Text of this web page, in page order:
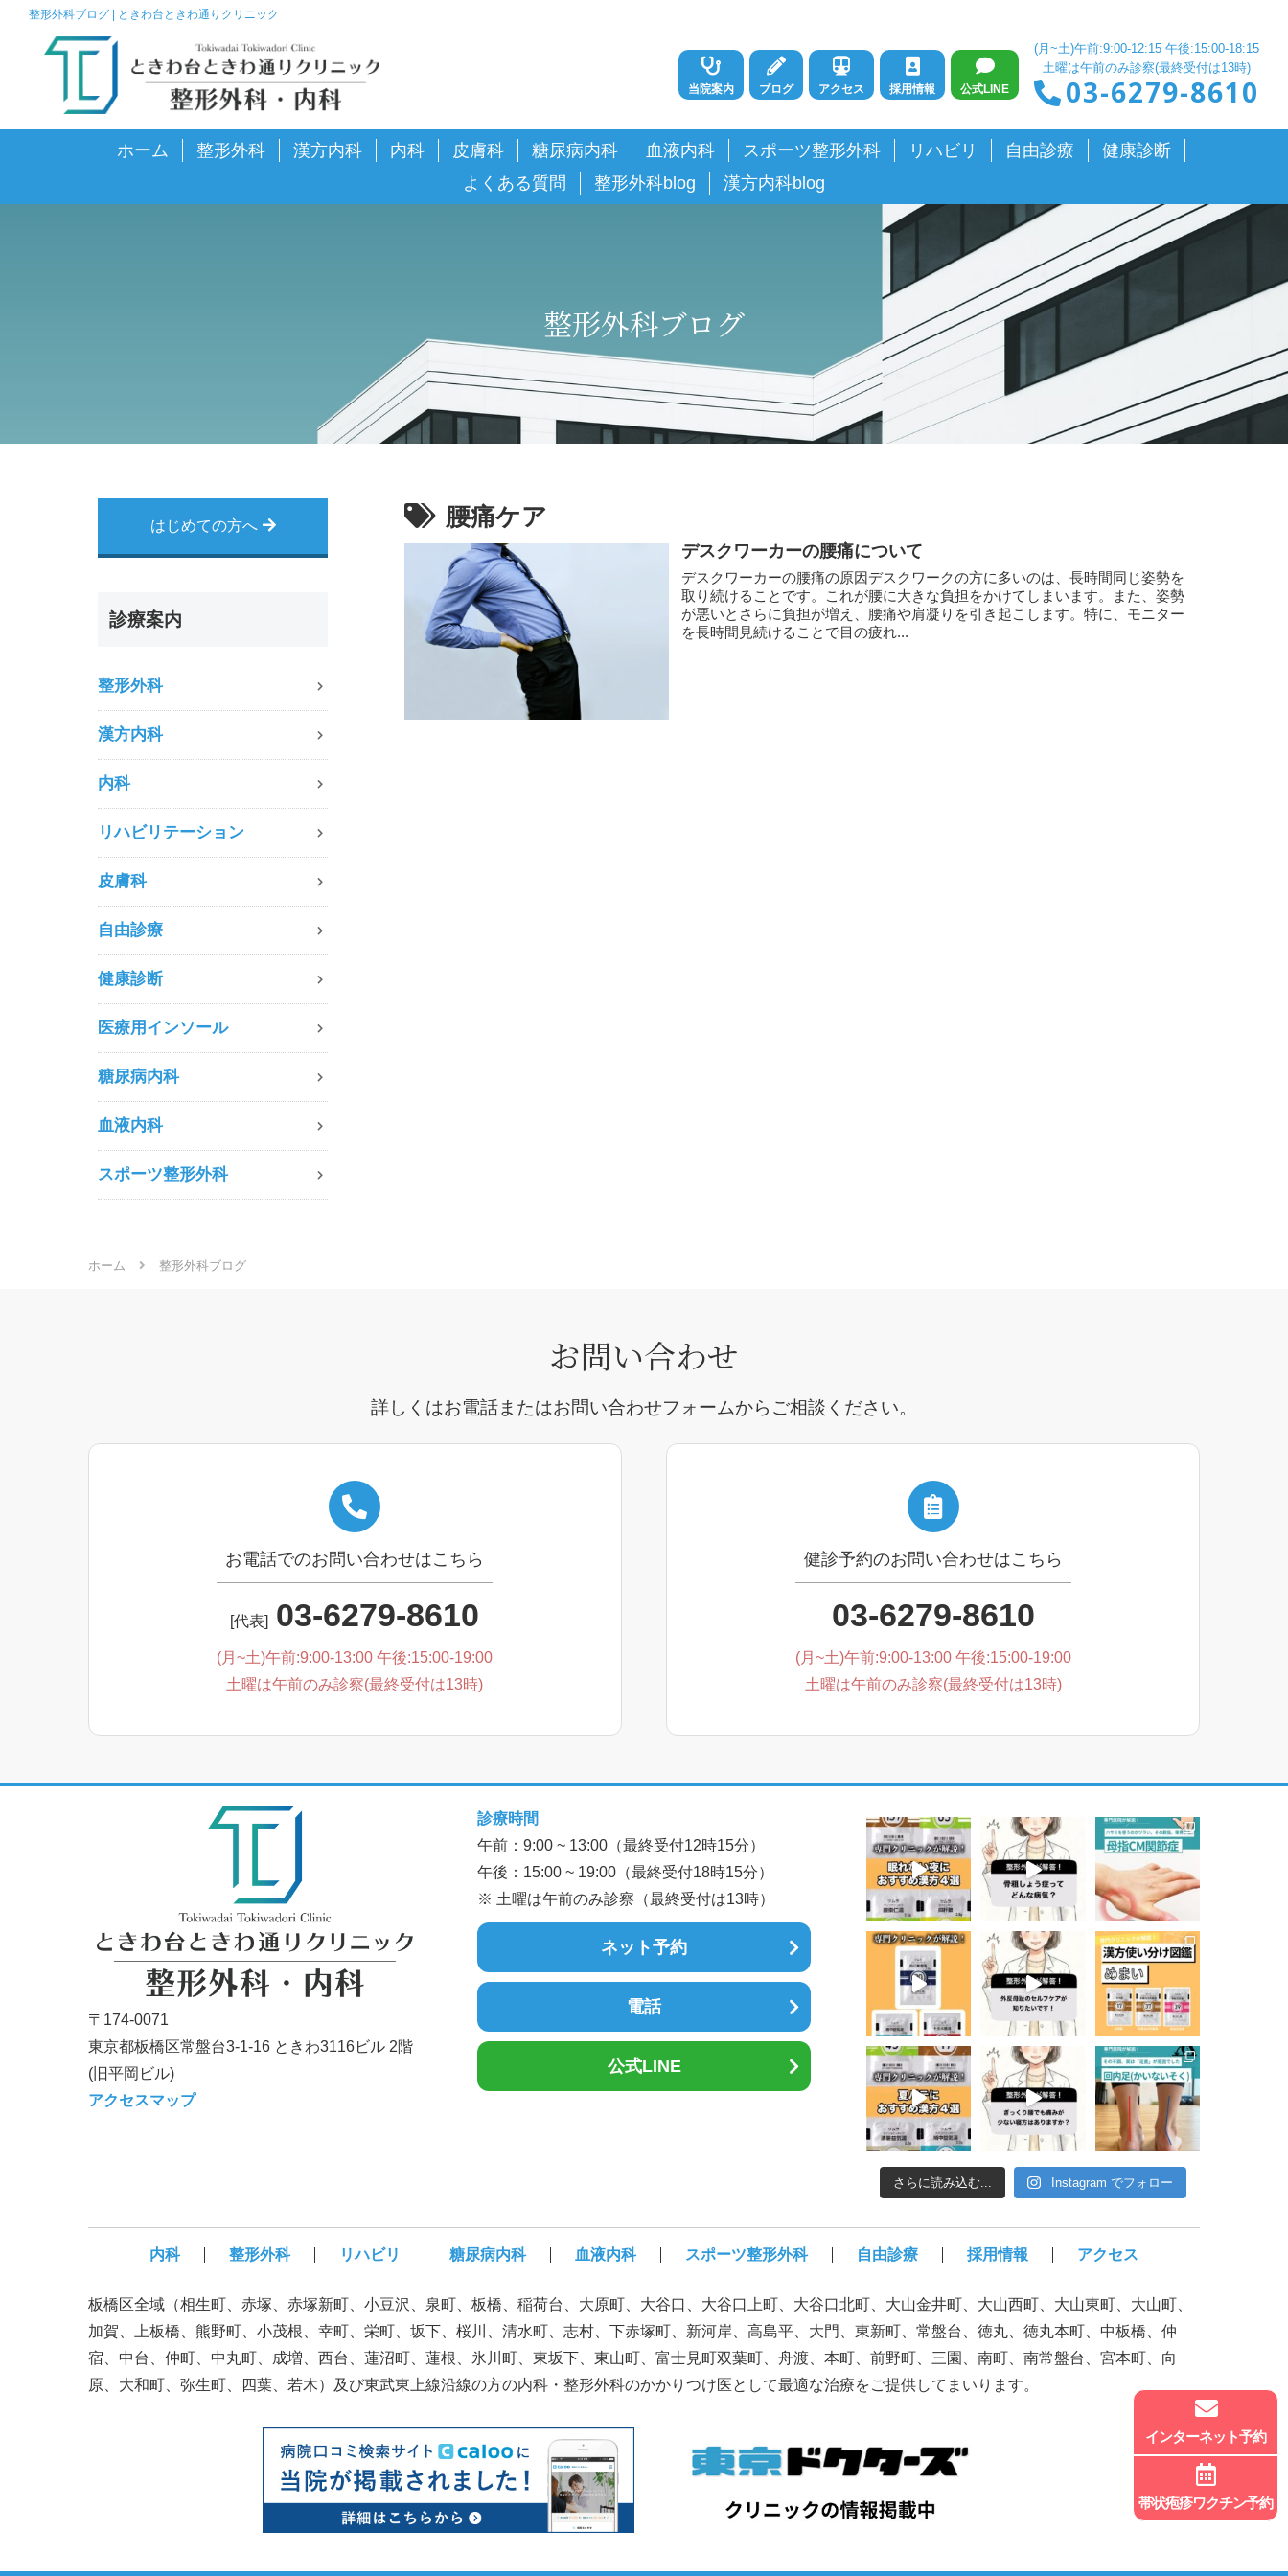
整形外科ブログ | ときわ台ときわ通りクリニック
当院案内 ブログ アクセス 採用情報 公式LINE
(月~土)午前:9:00-12:15 午後:15:00-18:15
土曜は午前のみ診察(最終受付は13時)
03-6279-8610
ホーム 整形外科 漢方内科 内科 皮膚科 糖尿病内科 血液内科 スポーツ整形外科 リハビリ 自由診療
健康診断
よくある質問
整形外科blog 漢方内科blog
整形外科ブログ
腰痛ケア
デスクワーカーの腰痛について
デスクワーカーの腰痛の原因デスクワークの方に多いのは、長時間同じ姿勢を
取り続けることです。これが腰に大きな負担をかけてしまいます。また、姿勢
が悪いとさらに負担が増え、腰痛や肩凝りを引き起こします。特に、モニター
を長時間見続けることで目の疲れ...
はじめての方へ
診療案内
整形外科
漢方内科
内科
リハビリテーション
皮膚科
自由診療
健康診断
医療用インソール
糖尿病内科
血液内科
スポーツ整形外科
ホーム 整形外科ブログ
お問い合わせ
詳しくはお電話またはお問い合わせフォームからご相談ください。
お電話でのお問い合わせはこちら
[代表] 03-6279-8610
(月~土)午前:9:00-13:00 午後:15:00-19:00
土曜は午前のみ診察(最終受付は13時)
健診予約のお問い合わせはこちら
03-6279-8610
(月~土)午前:9:00-13:00 午後:15:00-19:00
土曜は午前のみ診察(最終受付は13時)
〒174-0071
東京都板橋区常盤台3-1-16 ときわ3116ビル 2階
(旧平岡ビル)
アクセスマップ
診療時間
午前：9:00 ~ 13:00（最終受付12時15分）
午後：15:00 ~ 19:00（最終受付18時15分）
※ 土曜は午前のみ診察（最終受付は13時）
ネット予約
電話
公式LINE
さらに読み込む... Instagram でフォロー
内科 整形外科 リハビリ 糖尿病内科 血液内科 スポーツ整形外科 自由診療 採用情報 アクセス
板橋区全域（相生町、赤塚、赤塚新町、小豆沢、泉町、板橋、稲荷台、大原町、大谷口、大谷口上町、大谷口北町、大山金井町、大山西町、大山東町、大山町、
加賀、上板橋、熊野町、小茂根、幸町、栄町、坂下、桜川、清水町、志村、下赤塚町、新河岸、高島平、大門、東新町、常盤台、徳丸、徳丸本町、中板橋、仲
宿、中台、仲町、中丸町、成増、西台、蓮沼町、蓮根、氷川町、東坂下、東山町、富士見町双葉町、舟渡、本町、前野町、三園、南町、南常盤台、宮本町、向
原、大和町、弥生町、四葉、若木）及び東武東上線沿線の方の内科・整形外科のかかりつけ医として最適な治療をご提供してまいります。
インターネット予約
帯状疱疹ワクチン予約